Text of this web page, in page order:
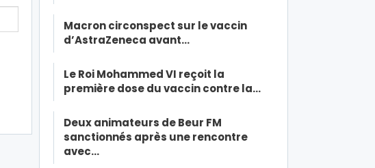
Macron circonspect sur le vaccin
d’AstraZeneca avant…
Le Roi Mohammed VI reçoit la
première dose du vaccin contre la…
Deux animateurs de Beur FM
sanctionnés après une rencontre
avec…